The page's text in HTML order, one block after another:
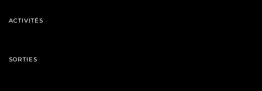
ACTIVITÉS
SORTIES